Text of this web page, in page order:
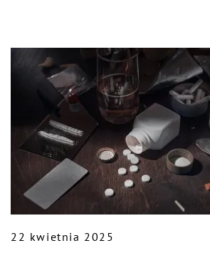
22 kwietnia 2025